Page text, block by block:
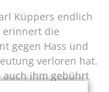
Küppers endlich
erinnert die
gegen Hass und
verloren hat.
auch ihm gebührt